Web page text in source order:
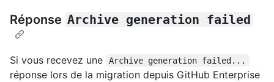
Réponse Archive generation failed
Si vous recevez une Archive generation failed...
réponse lors de la migration depuis GitHub Enterprise